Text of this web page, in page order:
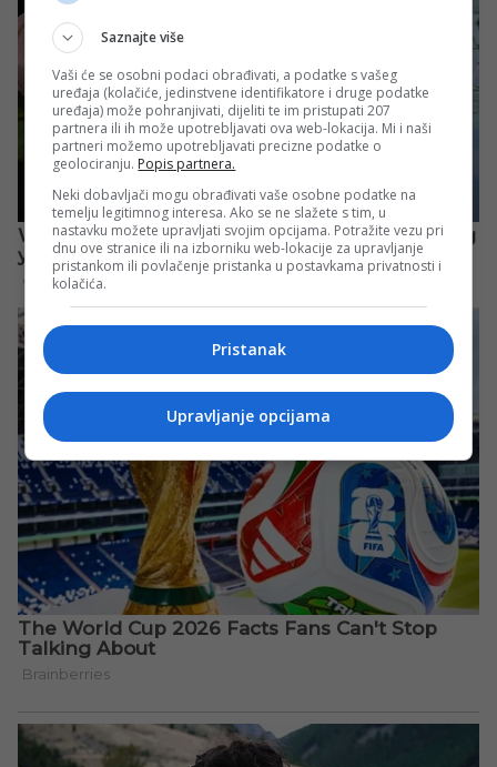
Saznajte više
Vaši će se osobni podaci obrađivati, a podatke s vašeg
uređaja (kolačiće, jedinstvene identifikatore i druge podatke
uređaja) može pohranjivati, dijeliti te im pristupati 207
partnera ili ih može upotrebljavati ova web-lokacija. Mi i naši
partneri možemo upotrebljavati precizne podatke o
geolociranju. Popis partnera.
Neki dobavljači mogu obrađivati vaše osobne podatke na
temelju legitimnog interesa. Ako se ne slažete s tim, u
nastavku možete upravljati svojim opcijama. Potražite vezu pri
dnu ove stranice ili na izborniku web-lokacije za upravljanje
pristankom ili povlačenje pristanka u postavkama privatnosti i
kolačića.
Pristanak
Upravljanje opcijama